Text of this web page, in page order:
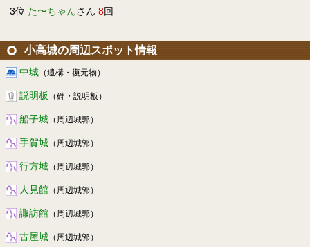
3位 た〜ちゃんさん 8回
小高城の周辺スポット情報
中城 （遺構・復元物）
説明板 （碑・説明板）
船子城 （周辺城郭）
手賀城 （周辺城郭）
行方城 （周辺城郭）
人見館 （周辺城郭）
諏訪館 （周辺城郭）
古屋城 （周辺城郭）